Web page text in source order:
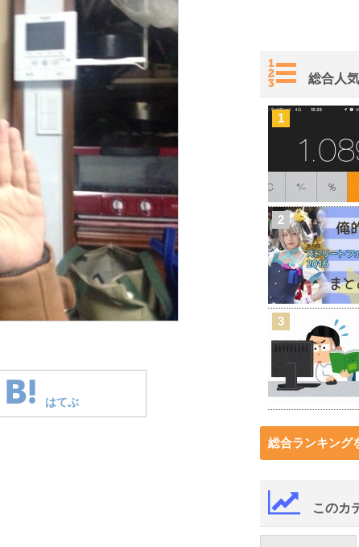
はてぶ
総合人
1
2
3
総合ランキング
このカ